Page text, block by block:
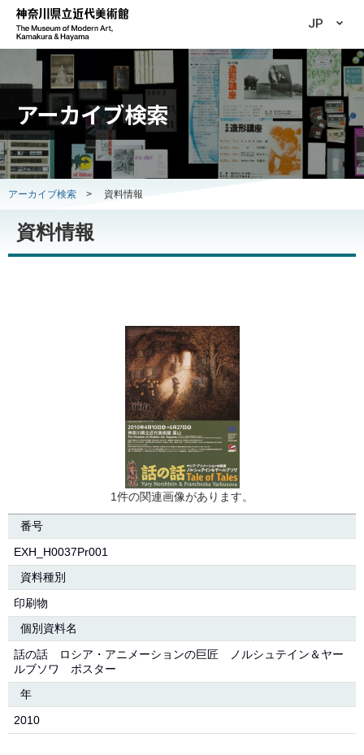
JP
アーカイブ検索
アーカイブ検索 > 資料情報
資料情報
1件の関連画像があります。
番号
EXH_H0037Pr001
資料種別
印刷物
個別資料名
話の話 ロシア・アニメーションの巨匠 ノルシュテイン＆ヤー
ルブソワ ポスター
年
2010